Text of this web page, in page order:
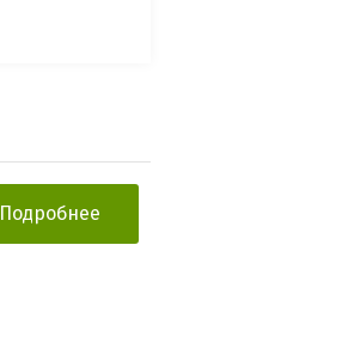
Подробнее